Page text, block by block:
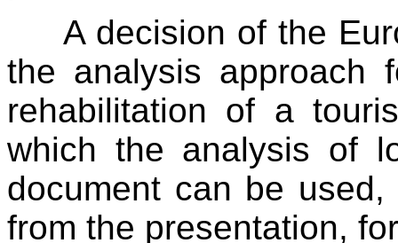
A decision of the
the analysis approach
rehabilitation of a
which the analysis of
document can be
from the presentation,